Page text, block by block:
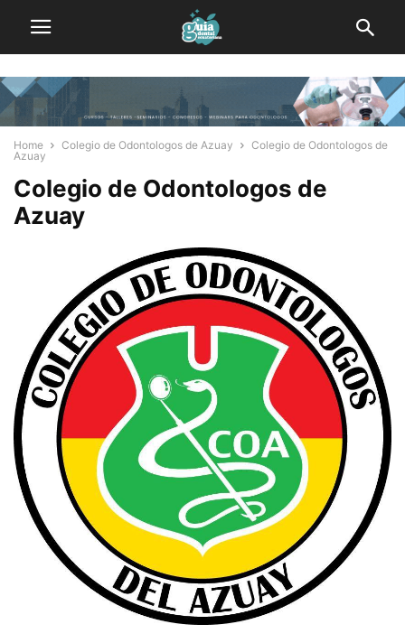
Home Colegio de Odontologos de Azuay
Colegio de Odontologos de
Azuay
Colegio de Odontologos de
Azuay